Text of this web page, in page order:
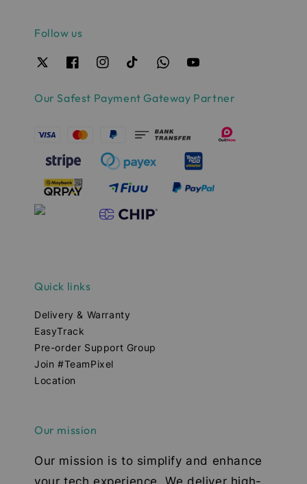
Follow us
Our Safest Payment Gateway Partner
Quick links
Delivery & Warranty
EasyTrack
Pre-order Support Group
Join #TeamPixel
Location
Our mission
Our mission is to simplify and enhance
your tech experience. We deliver high-